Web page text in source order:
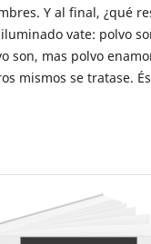
Y al final, ¿qué
vate: polvo
son, mas polvo
mismos se tratase.